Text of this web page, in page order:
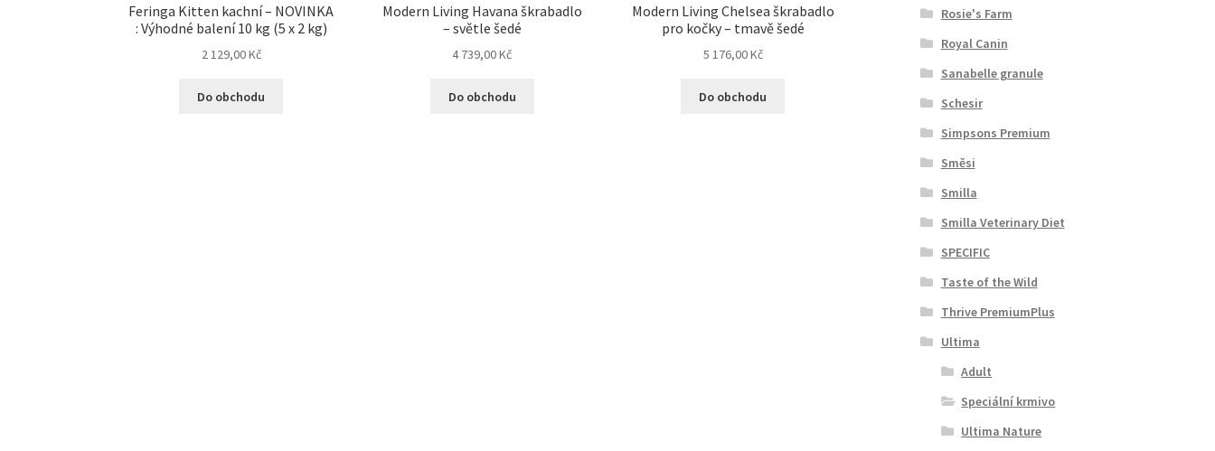
Feringa Kitten kachní – NOVINKA
: Výhodné balení 10 kg (5 x 2 kg)
2 129,00Kč
Do obchodu
Modern Living Havana škrabadlo
– světle šedé
4 739,00Kč
Do obchodu
Modern Living Chelsea škrabadlo
pro kočky – tmavě šedé
5 176,00Kč
Do obchodu
Rosie's Farm
Royal Canin
Sanabelle granule
Schesir
Simpsons Premium
Směsi
Smilla
Smilla Veterinary Diet
SPECIFIC
Taste of the Wild
Thrive PremiumPlus
Ultima
Adult
Speciální krmivo
Ultima Nature